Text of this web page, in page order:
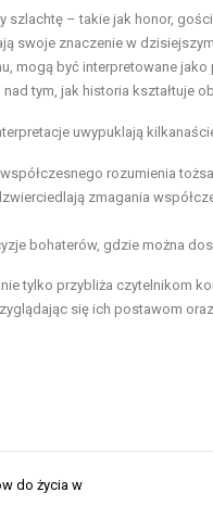
szlachtę – takie jak honor,
swoje znaczenie w
mogą być interpretowane
tym, jak historia kształtuje
uwypuklają
rozumienia
zmagania
bohaterów, gdzie można
tylko przybliża czytelnikom
się ich postawom
do życia w